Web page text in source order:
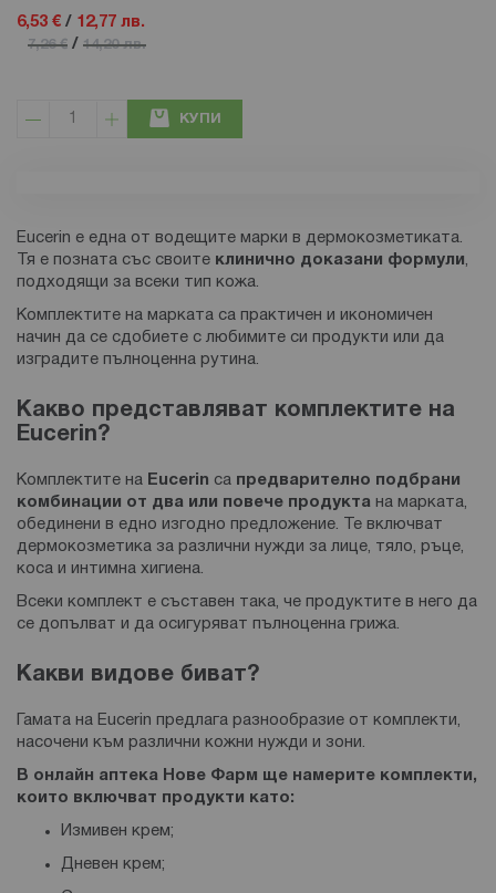
6,53 € / 12,77 лв.
7,26 € / 14,20 лв.
КУПИ
Eucerin е една от водещите марки в дермокозметиката.
Тя е позната със своите клинично доказани формули,
подходящи за всеки тип кожа.
Комплектите на марката са практичен и икономичен
начин да се сдобиете с любимите си продукти или да
изградите пълноценна рутина.
Какво представляват комплектите на
Eucerin?
Комплектите на Eucerin са предварително подбрани
комбинации от два или повече продукта на марката,
обединени в едно изгодно предложение. Те включват
дермокозметика за различни нужди за лице, тяло, ръце,
коса и интимна хигиена.
Всеки комплект е съставен така, че продуктите в него да
се допълват и да осигуряват пълноценна грижа.
Какви видове биват?
Гамата на Eucerin предлага разнообразие от комплекти,
насочени към различни кожни нужди и зони.
В онлайн аптека Нове Фарм ще намерите комплекти,
които включват продукти като:
Измивен крем;
Дневен крем;